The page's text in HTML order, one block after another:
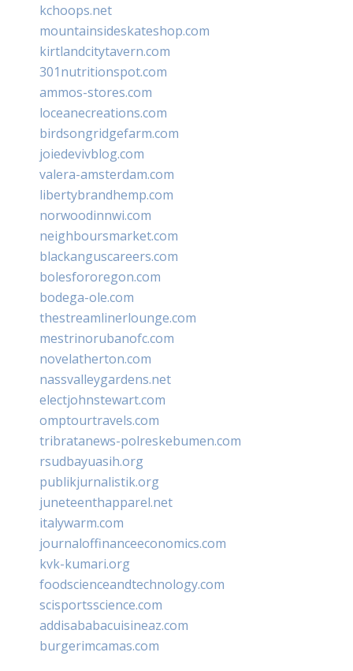
kchoops.net
mountainsideskateshop.com
kirtlandcitytavern.com
301nutritionspot.com
ammos-stores.com
loceanecreations.com
birdsongridgefarm.com
joiedevivblog.com
valera-amsterdam.com
libertybrandhemp.com
norwoodinnwi.com
neighboursmarket.com
blackanguscareers.com
bolesfororegon.com
bodega-ole.com
thestreamlinerlounge.com
mestrinorubanofc.com
novelatherton.com
nassvalleygardens.net
electjohnstewart.com
omptourtravels.com
tribratanews-polreskebumen.com
rsudbayuasih.org
publikjurnalistik.org
juneteenthapparel.net
italywarm.com
journaloffinanceeconomics.com
kvk-kumari.org
foodscienceandtechnology.com
scisportsscience.com
addisababacuisineaz.com
burgerimcamas.com